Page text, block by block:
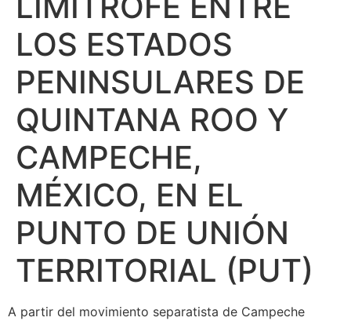
LOS ESTADOS
PENINSULARES DE
QUINTANA ROO Y
CAMPECHE,
MÉXICO, EN EL
PUNTO DE UNIÓN
TERRITORIAL (PUT)
A partir del movimiento separatista de Campeche